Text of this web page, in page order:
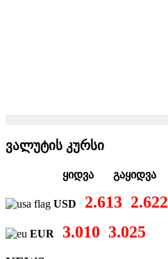
ვალუტის კურსი
ყიდვა გაყიდვა
USD 2.613 2.622
EUR 3.010 3.025